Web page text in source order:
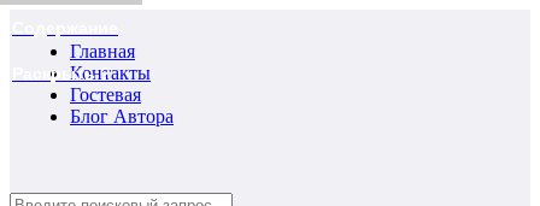
Главная
Контакты
Гостевая
Блог Автора
Search
Раскрыть ?